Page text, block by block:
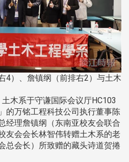
4）、詹镇纲（前排右2）与土木
木系于守谦国际会议厅HC103
的万铭工程科技公司执行董事陈
经理詹镇纲（东南亚校友会联合
友会会长林智伟转赠土木系的老
总会长）所致赠的藏头诗道贺捲